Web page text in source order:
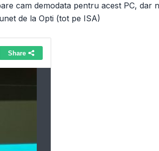
cam demodata pentru acest PC, dar
de la Opti (tot pe ISA)